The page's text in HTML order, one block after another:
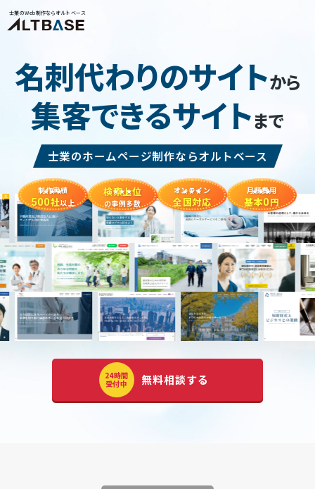
士業のWeb制作ならオルトベース
名刺代わりのサイトから
集客できるサイトまで
士業のホームページ制作ならオルトベース
制作実績
500社以上
検索上位
の事例多数
オンライン
全国対応
月額費用
基本0円
24時間
受付中
無料相談する